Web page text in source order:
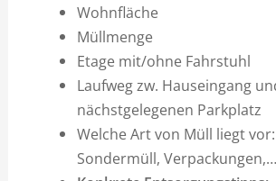
Wohnfläche
Müllmenge
Etage mit/ohne Fahrstuhl
Laufweg zw. Hauseingang
nächstgelegenen Parkplatz
Welche Art von Müll liegt
Sondermüll, Verpackungen,…